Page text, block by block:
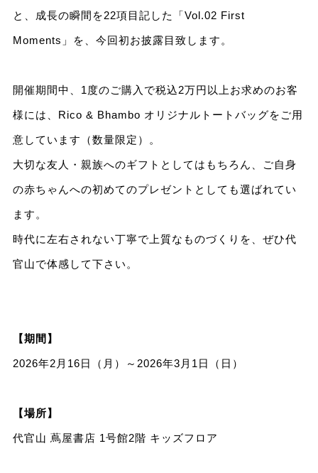
と、成長の瞬間を22項目記した「Vol.02 First
Moments」を、今回初お披露目致します。
開催期間中、1度のご購入で税込2万円以上お求めのお客
様には、Rico & Bhambo オリジナルトートバッグをご用
意しています（数量限定）。
大切な友人・親族へのギフトとしてはもちろん、ご自身
の赤ちゃんへの初めてのプレゼントとしても選ばれてい
ます。
時代に左右されない丁寧で上質なものづくりを、ぜひ代
官山で体感して下さい。
【期間】
2026年2月16日（月）～2026年3月1日（日）
【場所】
代官山 蔦屋書店 1号館2階 キッズフロア